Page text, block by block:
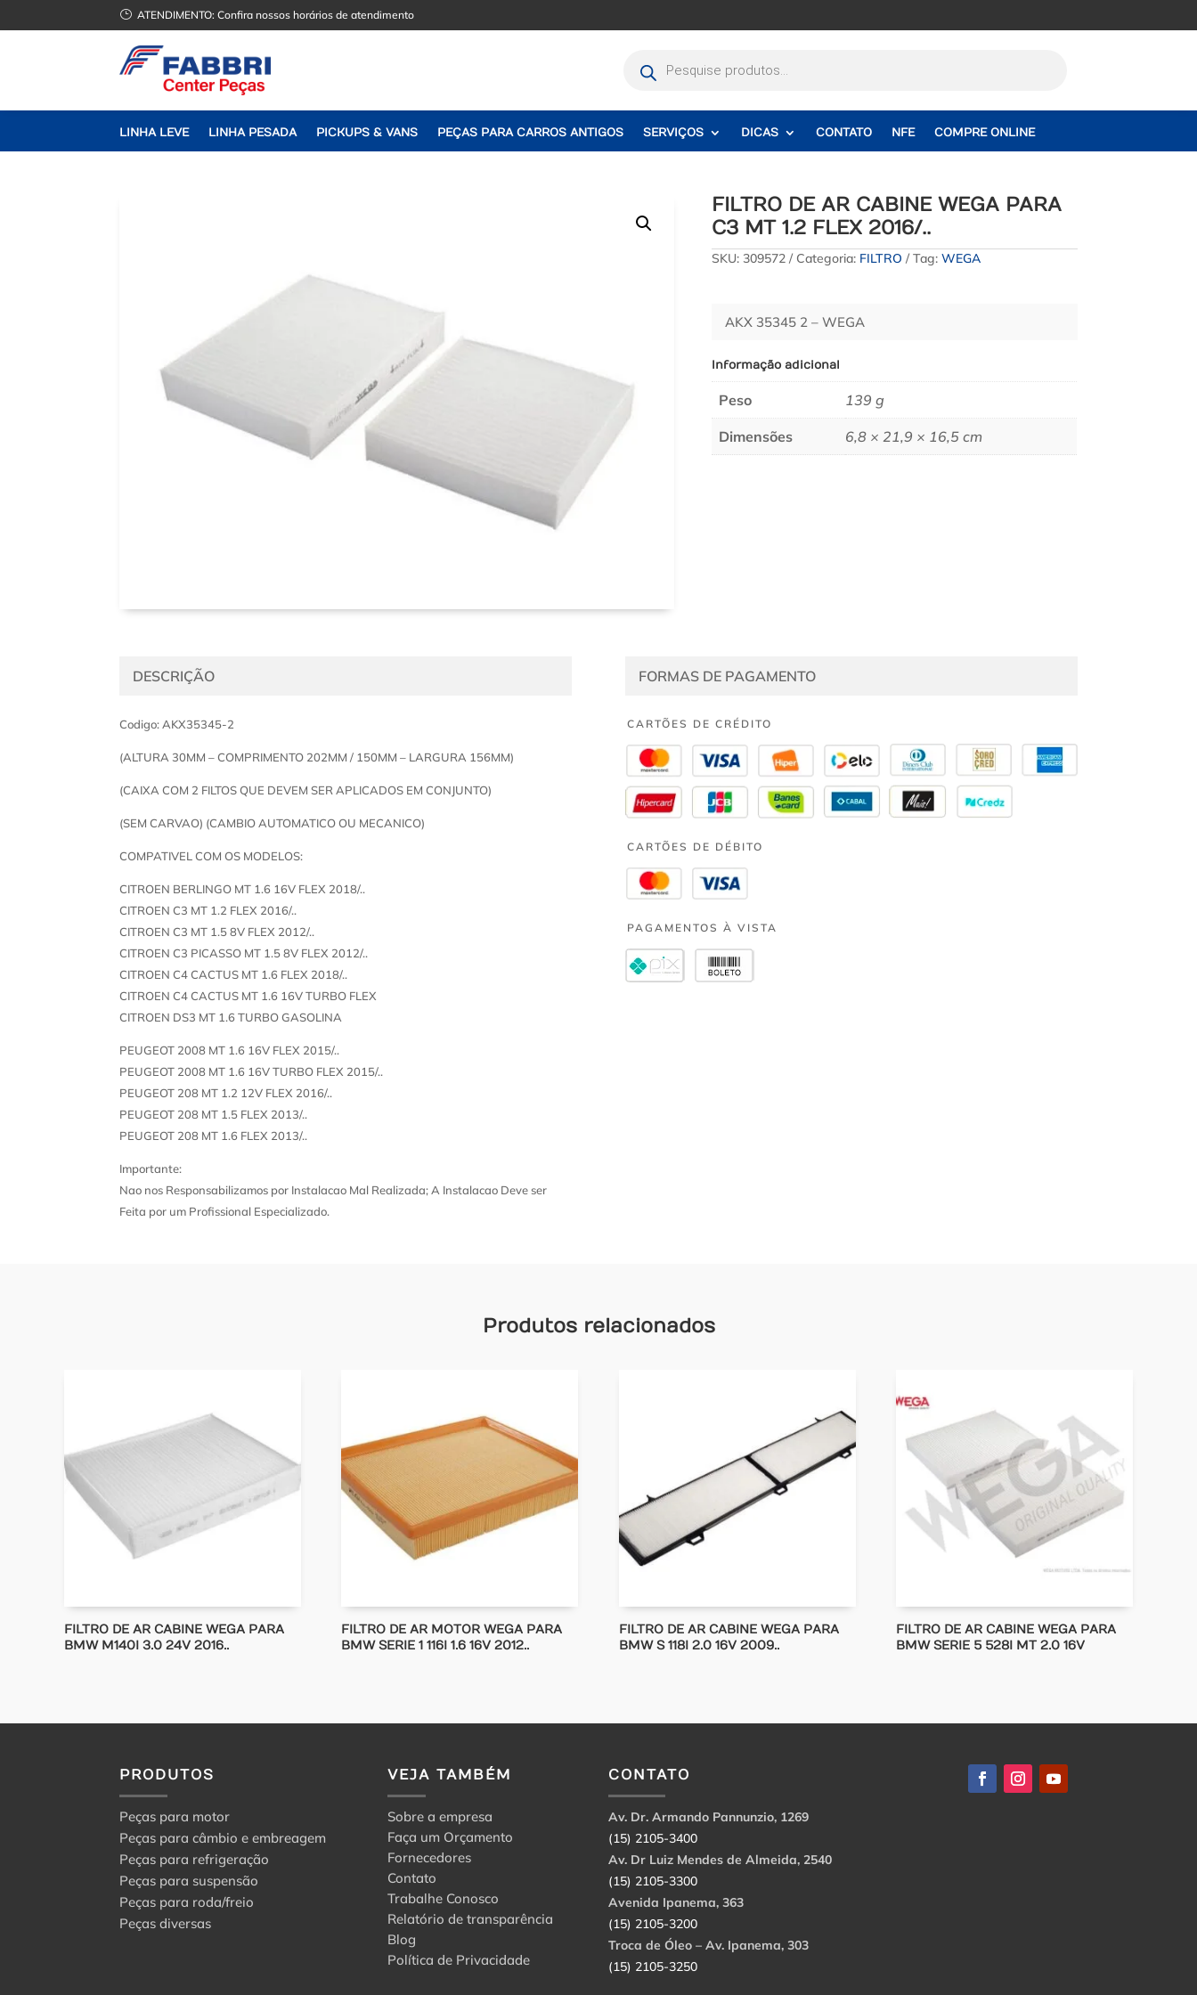
} ATENDIMENTO:Confira nossos horários de atendimento
produtos
LINHA LEVE LINHA PESADA PICKUPS & VANS PEÇAS PARA CARROS ANTIGOS SERVIÇOS DICAS CONTATO NFE COMPRE ONLINE
FILTRO DE AR CABINE WEGA PARA
C3 MT 1.2 FLEX 2016/..
SKU: 309572 Categoria: FILTRO Tag: WEGA
AKX 35345 2 – WEGA
Informação adicional
Peso 139 g
Dimensões 6,8 × 21,9 × 16,5 cm
DESCRIÇÃO
Codigo: AKX35345-2
(ALTURA 30MM – COMPRIMENTO 202MM / 150MM – LARGURA 156MM)
(CAIXA COM 2 FILTOS QUE DEVEM SER APLICADOS EM CONJUNTO)
(SEM CARVAO) (CAMBIO AUTOMATICO OU MECANICO)
COMPATIVEL COM OS MODELOS:
CITROEN BERLINGO MT 1.6 16V FLEX 2018/..
CITROEN C3 MT 1.2 FLEX 2016/..
CITROEN C3 MT 1.5 8V FLEX 2012/..
CITROEN C3 PICASSO MT 1.5 8V FLEX 2012/..
CITROEN C4 CACTUS MT 1.6 FLEX 2018/..
CITROEN C4 CACTUS MT 1.6 16V TURBO FLEX
CITROEN DS3 MT 1.6 TURBO GASOLINA
PEUGEOT 2008 MT 1.6 16V FLEX 2015/..
PEUGEOT 2008 MT 1.6 16V TURBO FLEX 2015/..
PEUGEOT 208 MT 1.2 12V FLEX 2016/..
PEUGEOT 208 MT 1.5 FLEX 2013/..
PEUGEOT 208 MT 1.6 FLEX 2013/..
Importante:
Nao nos Responsabilizamos por Instalacao Mal Realizada; A Instalacao Deve ser
Feita por um Profissional Especializado.
FORMAS DE PAGAMENTO
CARTÕES DE CRÉDITO
CARTÕES DE DÉBITO
PAGAMENTOS À VISTA
Produtos relacionados
FILTRO DE AR CABINE WEGA PARA
BMW M140I 3.0 24V 2016..
FILTRO DE AR MOTOR WEGA PARA
BMW SERIE 1 116I 1.6 16V 2012..
FILTRO DE AR CABINE WEGA PARA
BMW S 118I 2.0 16V 2009..
FILTRO DE AR CABINE WEGA PARA
BMW SERIE 5 528I MT 2.0 16V
PRODUTOS
Peças para motor
Peças para câmbio e embreagem
Peças para refrigeração
Peças para suspensão
Peças para roda/freio
Peças diversas
VEJA TAMBÉM
Sobre a empresa
Faça um Orçamento
Fornecedores
Contato
Trabalhe Conosco
Relatório de transparência
Blog
Política de Privacidade
CONTATO
Av. Dr. Armando Pannunzio, 1269
(15) 2105-3400
Av. Dr Luiz Mendes de Almeida, 2540
(15) 2105-3300
Avenida Ipanema, 363
(15) 2105-3200
Troca de Óleo – Av. Ipanema, 303
(15) 2105-3250